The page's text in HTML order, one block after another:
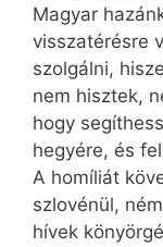
Magyar
visszatérésre
szolgálni,
nem hisztek,
hogy
hegyére, és
A homíliát
szlovénül,
hívek